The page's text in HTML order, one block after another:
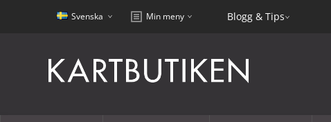
Svenska Min meny Blogg & Tips